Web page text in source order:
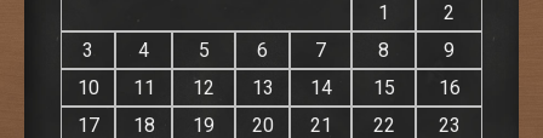
1
2
3
4 5 6 7 8
9
10
11 12 13 14 15
16
17
18 19 20 21 22
23